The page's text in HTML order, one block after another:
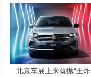
北京车展上来就抛“王炸